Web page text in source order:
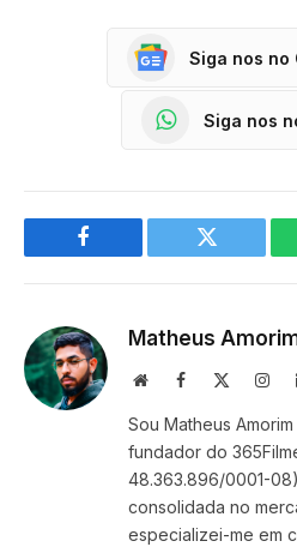
Siga nos no
Siga nos
Facebook Twitter
Matheus
WebsiteFacebook
Sou Matheus
fundador do
48.363.896/0001-
consolidada no
especializei-me em